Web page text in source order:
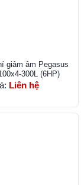
giảm âm Pegasus
300L (6HP)
Liên hệ